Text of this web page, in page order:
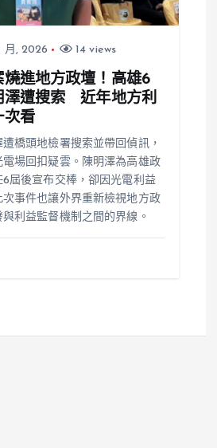
月, 2026 14 views
燒進地方政壇！高雄6
澤遭搜索 近年地方利
次看
橋頭地檢署搜索並帶回偵訊，
場回扣疑雲。陳明澤為高雄政
屆後宣布交棒，卻因光電利益
事件也讓外界重新檢視地方政
利益監督機制之間的界線。